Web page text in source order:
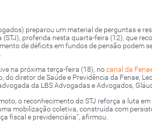
preparou um material de perguntas e
proferida nesta quarta-feira (12), que
de déficits em fundos de pensão podem
na próxima terça-feira (18), nocanal da
do diretor de Saúde e Previdência da Fenae,
da LBS Advogadas e Advogados,
o reconhecimento do STJ reforça a luta
mobilização coletiva, construída com
fiscal e previdenciária”, afirmou.